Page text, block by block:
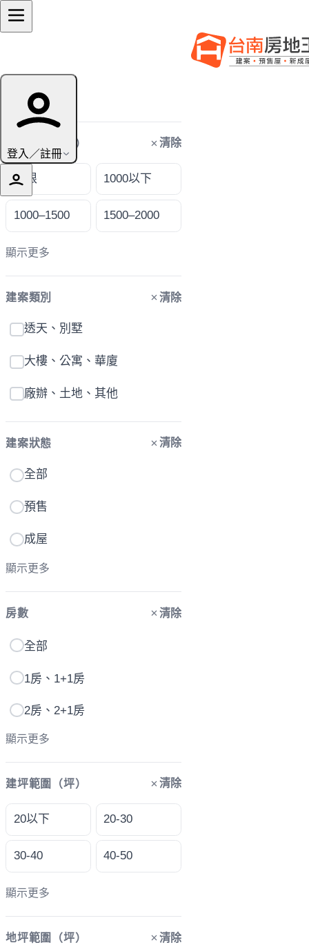
登入／註冊
篩選條件
購屋預算（萬） 清除
不限 1000以下
1000–1500 1500–2000
顯示更多
建案類別 清除
透天、別墅
大樓、公寓、華廈
廠辦、土地、其他
建案狀態 清除
全部
預售
成屋
顯示更多
房數 清除
全部
1房、1+1房
2房、2+1房
顯示更多
建坪範圍（坪） 清除
20以下 20-30
30-40 40-50
顯示更多
地坪範圍（坪） 清除